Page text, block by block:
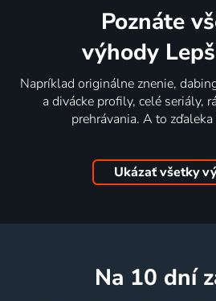
Poznáte
výhody
Napríklad originálne znenie,
a divácke profily, celé seriály,
prehrávania. A to
Ukázať všetky
na 10 dní